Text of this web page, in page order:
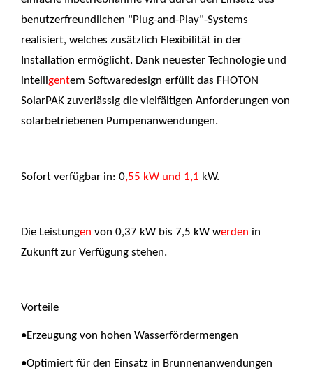
benutzerfreundlichen "Plug-and-Play"-Systems
realisiert, welches zusätzlich Flexibilität in der
Installation ermöglicht. Dank neuester Technologie und
intelligentem Softwaredesign erfüllt das FHOTON
SolarPAK zuverlässig die vielfältigen Anforderungen von
solarbetriebenen Pumpenanwendungen.
Sofort verfügbar in: 0,55 kW und 1,1 kW.
Die Leistungen von 0,37 kW bis 7,5 kW werden in
Zukunft zur Verfügung stehen.
Vorteile
•Erzeugung von hohen Wasserfördermengen
•Optimiert für den Einsatz in Brunnenanwendungen